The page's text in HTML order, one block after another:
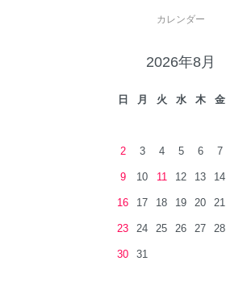
カレンダー
2026年8月
日 月 火 水 木 金
2 3 4 5 6 7
9 10 11 12 13 14
16 17 18 19 20 21
23 24 25 26 27 28
30 31